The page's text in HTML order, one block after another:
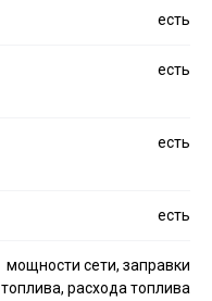
есть
есть
есть
есть
мощности сети, заправки
топлива, расхода топлива